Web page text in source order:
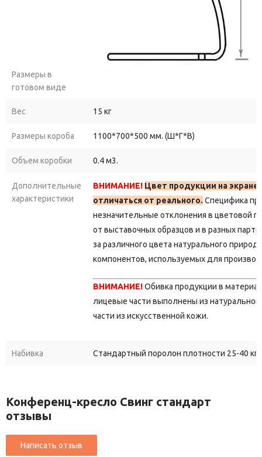
Размеры в
готовом виде
Вес 15 кг
Размеры короба 1100*700*500 мм. (Ш*Г*В)
Объем коробки 0.4 м3.
Дополнительные
характеристики
ВНИМАНИЕ! Цвет продукции на
отличаться от реального. Специфика
незначительные отклонения в цветовой
от выставочных образцов и в разных
за различного цвета натурального
компонентов, используемых для
ВНИМАНИЕ!Обивка продукции в
лицевые части выполнены из
части из искусственной кожи.
Набивка Стандартный поролон плотности 25-40
Конференц-кресло Свинг стандарт
отзывы